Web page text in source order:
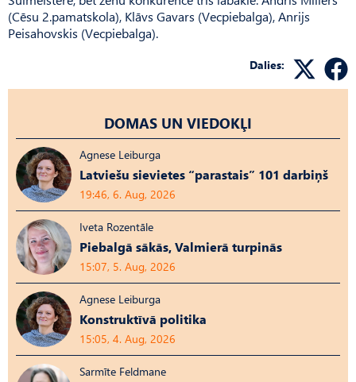
(Cēsu 2.pamatskola), Klāvs Gavars (Vecpie­balga), Anrijs
Peisahovskis (Vecpie­balga).
Dalies:
DOMAS UN VIEDOKĻI
Agnese Leiburga
Latviešu sievietes “parastais” 101 darbiņš
19:46, 6. Aug, 2026
Iveta Rozentāle
Piebalgā sākās, Valmierā turpinās
15:07, 5. Aug, 2026
Agnese Leiburga
Konstruktīvā politika
15:05, 4. Aug, 2026
Sarmīte Feldmane